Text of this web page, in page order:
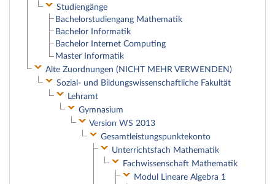
Studiengänge
Bachelorstudiengang Mathematik
Bachelor Informatik
Bachelor Internet Computing
Master Informatik
Alte Zuordnungen (NICHT MEHR VERWENDEN)
Sozial- und Bildungswissenschaftliche Fakultät
Lehramt
Gymnasium
Version WS 2013
Gesamtleistungspunktekonto
Unterrichtsfach Mathematik
Fachwissenschaft Mathematik
Modul Lineare Algebra 1